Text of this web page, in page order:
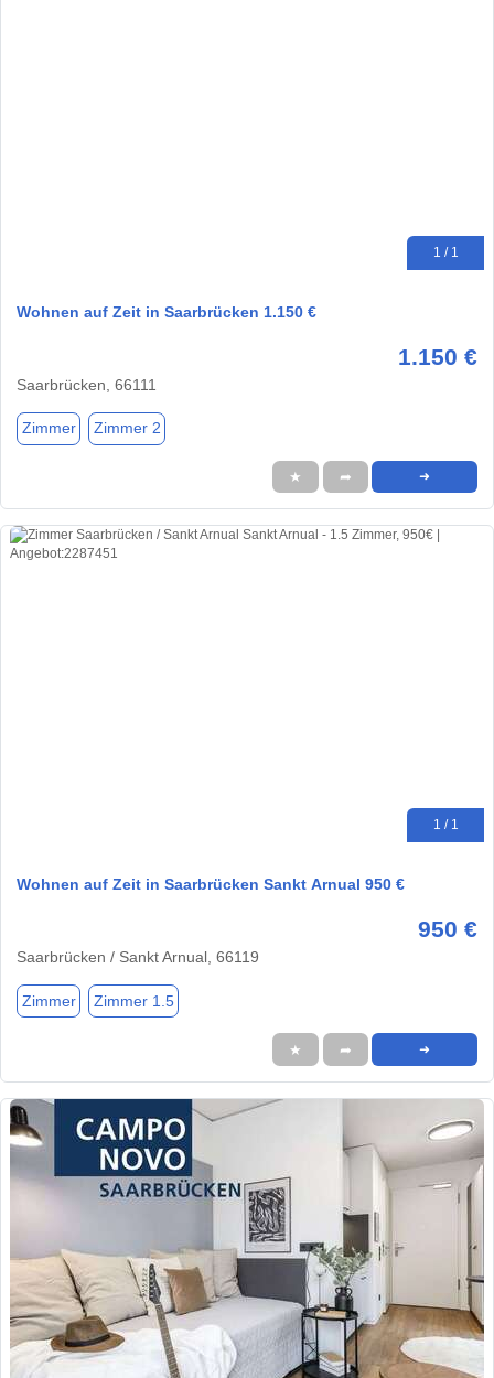
1 / 1
Wohnen auf Zeit in Saarbrücken 1.150 €
1.150 €
Saarbrücken, 66111
Zimmer Zimmer 2
★ ➦ ➜
1 / 1
Wohnen auf Zeit in Saarbrücken Sankt Arnual 950 €
950 €
Saarbrücken / Sankt Arnual, 66119
Zimmer Zimmer 1.5
★ ➦ ➜